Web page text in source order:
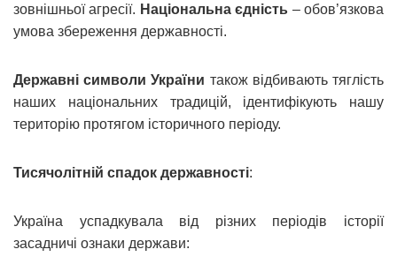
зовнішньої агресії. Національна єдність – обов’язкова
умова збереження державності.
Державні символи України також відбивають тяглість
наших національних традицій, ідентифікують нашу
територію протягом історичного періоду.
Тисячолітній спадок державності:
Україна успадкувала від різних періодів історії
засадничі ознаки держави: